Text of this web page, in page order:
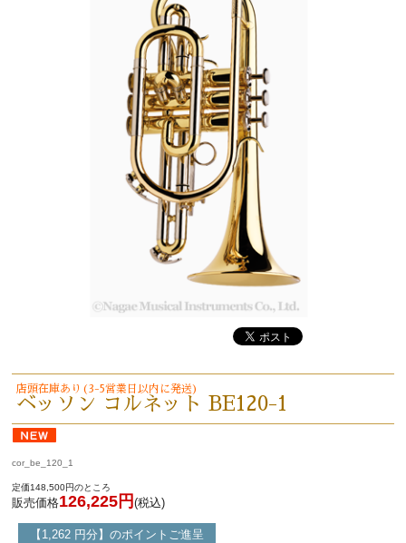
店頭在庫あり(3-5営業日以内に発送)
ベッソン コルネット BE120-1
cor_be_120_1
定価148,500円のところ
販売価格126,225円 (税込)
【1,262 円分】のポイントご進呈